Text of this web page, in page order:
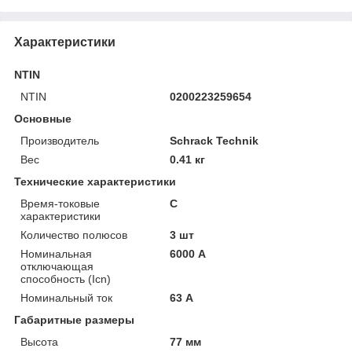
Характеристики
NTIN
NTIN
0200223259654
Основные
Производитель
Schrack Technik
Вес
0.41 кг
Технические характеристики
Время-токовые
характеристики
C
Количество полюсов
3 шт
Номинальная
отключающая
способность (Icn)
6000 А
Номинальный ток
63 А
Габаритные размеры
Высота
77 мм